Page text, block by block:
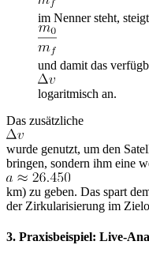
im Nenner steht,
und damit das
logaritmisch an.
Das zusätzliche
wurde genutzt, um den
bringen, sondern ihm eine
km) zu geben. Das spart
der Zirkularisierung im
3. Praxisbeispiel: Live-